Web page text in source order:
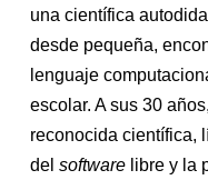
una científica
desde pequeña,
lenguaje
escolar. A sus 30
reconocida científica,
del softwarelibre y la